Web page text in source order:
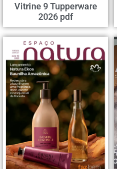
Vitrine 9 Tupperware
2026 pdf